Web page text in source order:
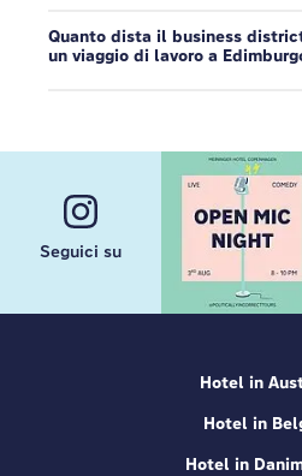
Quanto dista il business
un viaggio di lavoro a
Seguici su
Hotel in
Hotel in
Hotel in